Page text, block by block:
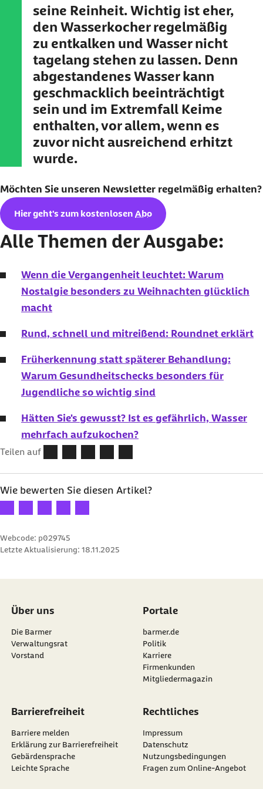
seine Reinheit. Wichtig ist eher,
den Wasserkocher regelmäßig
zu entkalken und Wasser nicht
tagelang stehen zu lassen. Denn
abgestandenes Wasser kann
geschmacklich beeinträchtigt
sein und im Extremfall Keime
enthalten, vor allem, wenn es
zuvor nicht ausreichend erhitzt
wurde.
Möchten Sie unseren Newsletter regelmäßig erhalten?
Hier geht's zum kostenlosen Abo
Alle Themen der Ausgabe:
Wenn die Vergangenheit leuchtet: Warum
Nostalgie besonders zu Weihnachten glücklich
macht
Rund, schnell und mitreißend: Roundnet erklärt
Früherkennung statt späterer Behandlung:
Warum Gesundheitschecks besonders für
Jugendliche so wichtig sind
Hätten Sie's gewusst? Ist es gefährlich, Wasser
mehrfach aufzukochen?
Teilen auf
Wie bewerten Sie diesen Artikel?
Ihre Bewertung: 1 Stern
Ihre Bewertung: 2 Sterne
Ihre Bewertung: 3 Sterne
Ihre Bewertung: 4 Sterne
Ihre Bewertung: 5 Sterne
Webcode: p029745
Letzte Aktualisierung: 18.11.2025
Über uns
Die Barmer
Verwaltungsrat
Vorstand
Portale
barmer.de
Politik
Karriere
Firmenkunden
Mitgliedermagazin
Barrierefreiheit
Barriere melden
Erklärung zur Barrierefreiheit
Gebärdensprache
Leichte Sprache
Rechtliches
Impressum
Datenschutz
Nutzungsbedingungen
Fragen zum Online-Angebot